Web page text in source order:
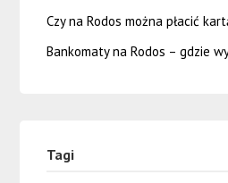
Czy na Rodos można płacić
Bankomaty na Rodos – gdzie
Tagi